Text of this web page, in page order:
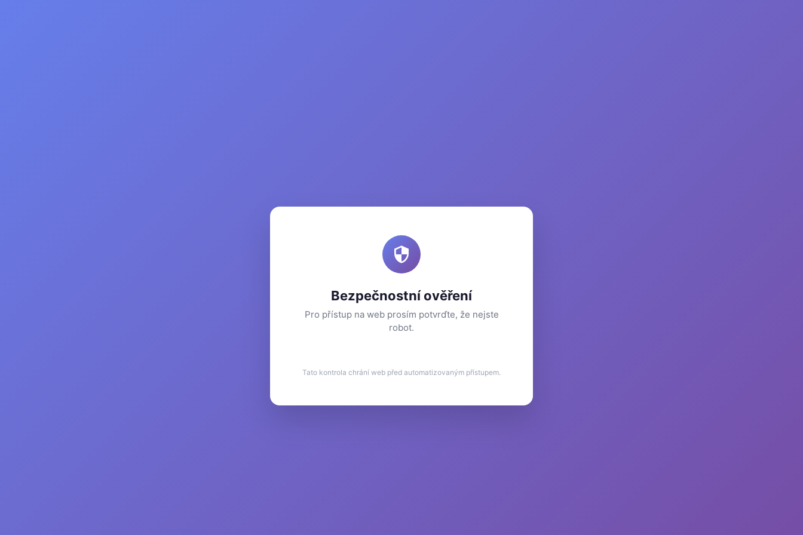
Bezpečnostní ověření
Pro přístup na web prosím potvrďte, že nejste
robot.
Tato kontrola chrání web před automatizovaným přístupem.